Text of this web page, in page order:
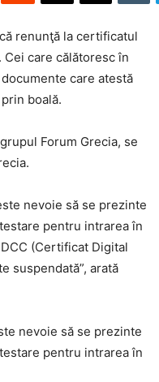
renunţă la certificatul
care călătoresc în
care atestă
boală.
Forum Grecia, se
nevoie să se prezinte
pentru intrarea în
(Certificat Digital
suspendată”, arată
nevoie să se prezinte
pentru intrarea în